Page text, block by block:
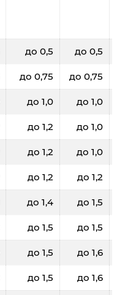
до 0,5 до 0,5
до 0,75 до 0,75
до 1,0 до 1,0
до 1,2 до 1,0
до 1,2 до 1,0
до 1,2 до 1,2
до 1,4 до 1,5
до 1,5 до 1,5
до 1,5 до 1,6
до 1,5 до 1,6